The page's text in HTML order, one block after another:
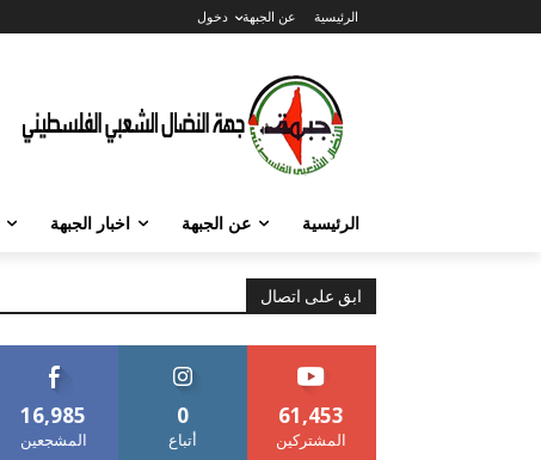
الرئيسية عن الجبهة دخول
الرئيسية عن الجبهة اخبار الجبهة
ابق على اتصال
16,985
المشجعين
0
أتباع
61,453
المشتركين